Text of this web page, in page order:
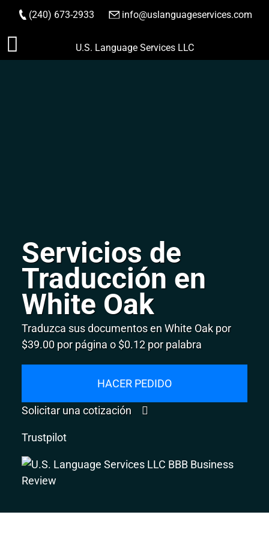
Saltar
(240) 673-2933 info@uslanguageservices.com
HACER PEDIDO
U.S. Language Services LLC
Servicios de
Traducción en
White Oak
Traduzca sus documentos en White Oak por
$39.00 por página o $0.12 por palabra
HACER PEDIDO
Solicitar una cotización
Trustpilot